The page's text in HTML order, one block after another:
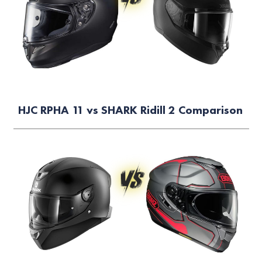
HJC RPHA 11 vs SHARK Ridill 2 Comparison